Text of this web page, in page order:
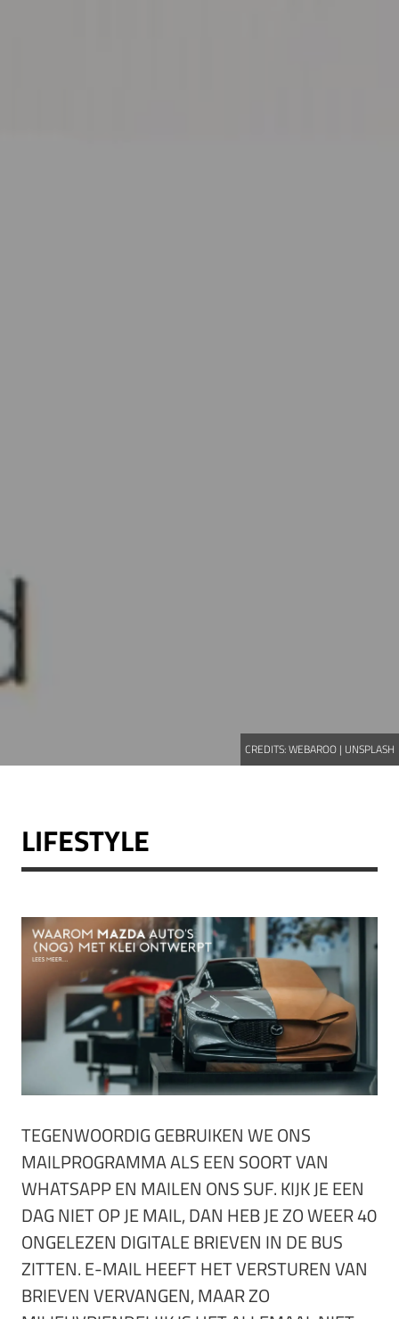
CREDITS:WEBAROO | UNSPLASH
LIFESTYLE
TEGENWOORDIG GEBRUIKEN WE ONS
MAILPROGRAMMA ALS EEN SOORT VAN
WHATSAPP EN MAILEN ONS SUF. KIJK JE EEN
DAG NIET OP JE MAIL, DAN HEB JE ZO WEER 40
ONGELEZEN DIGITALE BRIEVEN IN DE BUS
ZITTEN. E-MAIL HEEFT HET VERSTUREN VAN
BRIEVEN VERVANGEN, MAAR ZO